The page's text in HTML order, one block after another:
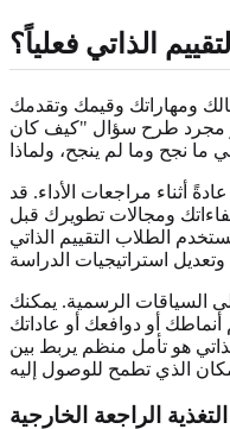
الذاتي فعلياً؟
ومهاراتك وقيمك وتقدمك
مجرد طرح سؤال "كيف كان
أثناء مراجعات الأداء. قد
ومجالات تطويرك قبل
الطلاب التقييم الذاتي
السياقات الرسمية. يمكنك
أو دوافعك أو عاداتك
هو تأمل منظم يربط بين
الراجعة الخارجية